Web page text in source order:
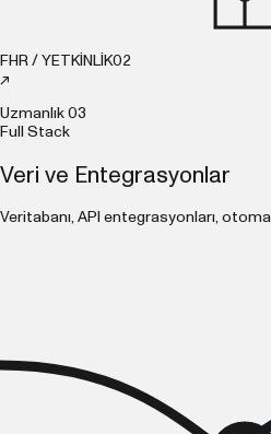
FHR / YETKİNLİK02
↗
Uzmanlık 03
Full Stack
Veri ve Entegrasyonlar
Veritabanı, API entegrasyonları,